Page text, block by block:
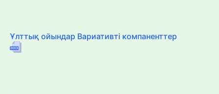
Ұлттық ойындар Вариативті компаненттер